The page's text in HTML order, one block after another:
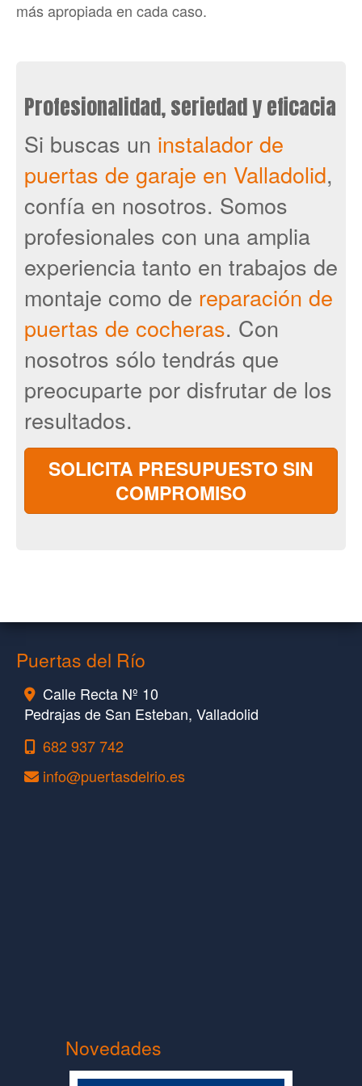
más apropiada en cada caso.
Profesionalidad, seriedad y eficacia
jumbotron
Si buscas un instalador de
puertas de garaje en Valladolid,
confía en nosotros. Somos
profesionales con una amplia
experiencia tanto en trabajos de
montaje como de reparación de
puertas de cocheras. Con
nosotros sólo tendrás que
preocuparte por disfrutar de los
resultados.
SOLICITA PRESUPUESTO SIN
COMPROMISO
Puertas del Río
Calle Recta Nº 10
Pedrajas de San Esteban, Valladolid
682 937 742
info
puertasdelrio.es
Novedades